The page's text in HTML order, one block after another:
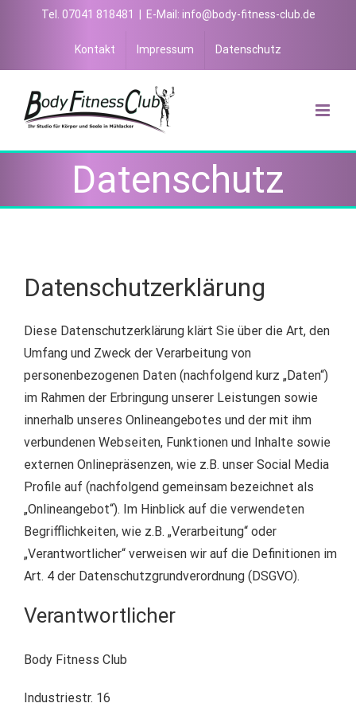
Tel. 07041 818481 E-Mail: info@body-fitness-club.de
Kontakt Impressum Datenschutz
Datenschutz
Datenschutzerklärung
Diese Datenschutzerklärung klärt Sie über die Art, den
Umfang und Zweck der Verarbeitung von
personenbezogenen Daten (nachfolgend kurz „Daten“)
im Rahmen der Erbringung unserer Leistungen sowie
innerhalb unseres Onlineangebotes und der mit ihm
verbundenen Webseiten, Funktionen und Inhalte sowie
externen Onlinepräsenzen, wie z.B. unser Social Media
Profile auf (nachfolgend gemeinsam bezeichnet als
„Onlineangebot“). Im Hinblick auf die verwendeten
Begrifflichkeiten, wie z.B. „Verarbeitung“ oder
„Verantwortlicher“ verweisen wir auf die Definitionen im
Art. 4 der Datenschutzgrundverordnung (DSGVO).
Verantwortlicher
Body Fitness Club
Industriestr. 16